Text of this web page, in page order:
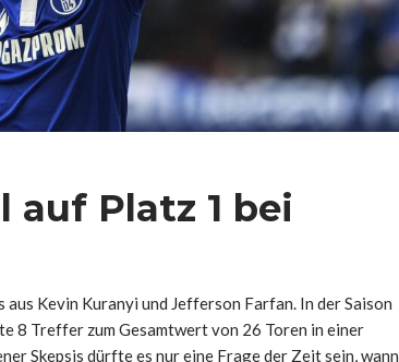
auf Platz 1 bei
Kevin Kuranyi und Jefferson Farfan. In der Saison
8 Treffer zum Gesamtwert von 26 Toren in einer
Skepsis dürfte es nur eine Frage der Zeit sein, wann